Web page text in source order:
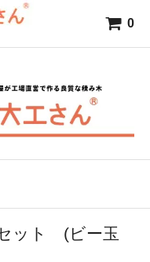
0
ット (ビー玉